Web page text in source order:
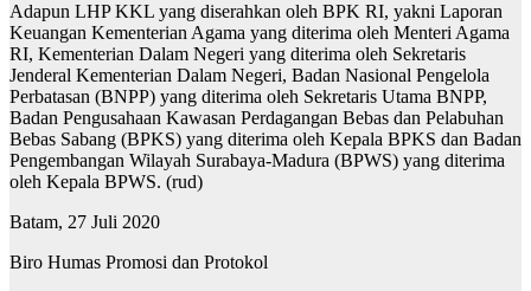
Adapun LHP KKL yang diserahkan oleh BPK RI, yakni Laporan
Keuangan Kementerian Agama yang diterima oleh Menteri Agama
RI, Kementerian Dalam Negeri yang diterima oleh Sekretaris
Jenderal Kementerian Dalam Negeri, Badan Nasional Pengelola
Perbatasan (BNPP) yang diterima oleh Sekretaris Utama BNPP,
Badan Pengusahaan Kawasan Perdagangan Bebas dan Pelabuhan
Bebas Sabang (BPKS) yang diterima oleh Kepala BPKS dan Badan
Pengembangan Wilayah Surabaya-Madura (BPWS) yang diterima
oleh Kepala BPWS. (rud)
Batam, 27 Juli 2020
Biro Humas Promosi dan Protokol